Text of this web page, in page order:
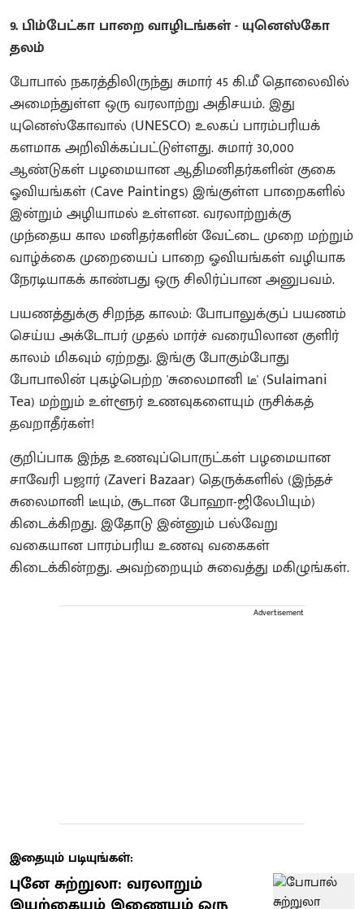
9. பிம்பேட்கா பாறை வாழிடங்கள் - யுனெஸ்கோ
தலம்
போபால் நகரத்திலிருந்து சுமார் 45 கி.மீ தொலைவில்
அமைந்துள்ள ஒரு வரலாற்று அதிசயம். இது
யுனெஸ்கோவால் (UNESCO) உலகப் பாரம்பரியக்
களமாக அறிவிக்கப்பட்டுள்ளது. சுமார் 30,000
ஆண்டுகள் பழமையான ஆதிமனிதர்களின் குகை
ஓவியங்கள் (Cave Paintings) இங்குள்ள பாறைகளில்
இன்றும் அழியாமல் உள்ளன. வரலாற்றுக்கு
முந்தைய கால மனிதர்களின் வேட்டை முறை மற்றும்
வாழ்க்கை முறையைப் பாறை ஓவியங்கள் வழியாக
நேரடியாகக் காண்பது ஒரு சிலிர்ப்பான அனுபவம்.
பயணத்துக்கு சிறந்த காலம்: போபாலுக்குப் பயணம்
செய்ய அக்டோபர் முதல் மார்ச் வரையிலான குளிர்
காலம் மிகவும் ஏற்றது. இங்கு போகும்போது
போபாலின் புகழ்பெற்ற 'சுலைமானி டீ' (Sulaimani
Tea) மற்றும் உள்ளூர் உணவுகளையும் ருசிக்கத்
தவறாதீர்கள்!
குறிப்பாக இந்த உணவுப்பொருட்கள் பழமையான
சாவேரி பஜார் (Zaveri Bazaar) தெருக்களில் (இந்தச்
சுலைமானி டீயும், சூடான போஹா-ஜிலேபியும்)
கிடைக்கிறது. இதோடு இன்னும் பல்வேறு
வகையான பாரம்பரிய உணவு வகைகள்
கிடைக்கின்றது. அவற்றையும் சுவைத்து மகிழுங்கள்.
Advertisement
இதையும் படியுங்கள்:
புனே சுற்றுலா: வரலாறும்